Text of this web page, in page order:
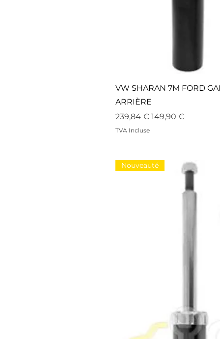
VW SHARAN 7M FORD
ARRIÈRE
Prix original
239,84 € Prix
149,90 €
TVA Incluse
Nouveauté